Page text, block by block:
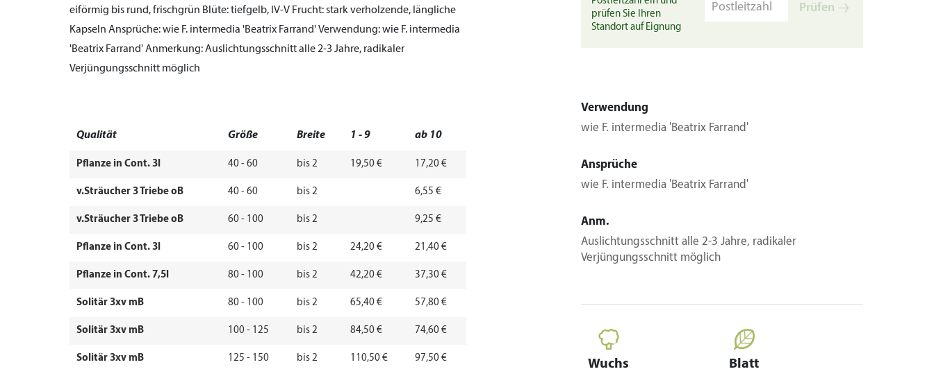
eiförmig bis rund, frischgrün Blüte:tiefgelb, IV-V Frucht:stark verholzende, längliche
Kapseln Ansprüche:wie F. intermedia 'Beatrix Farrand'Verwendung:wie F. intermedia
'Beatrix Farrand'Anmerkung:Auslichtungsschnitt alle 2-3 Jahre, radikaler
Verjüngungsschnitt möglich
Qualität Größe Breite 1 - 9 ab 10
Pflanze in Cont. 3l 40 - 60 bis 2 19,50 € 17,20 €
v.Sträucher 3 Triebe oB 40 - 60 bis 2 6,55 €
v.Sträucher 3 Triebe oB 60 - 100 bis 2 9,25 €
Pflanze in Cont. 3l 60 - 100 bis 2 24,20 € 21,40 €
Pflanze in Cont. 7,5l 80 - 100 bis 2 42,20 € 37,30 €
Solitär 3xv mB 80 - 100 bis 2 65,40 € 57,80 €
Solitär 3xv mB 100 - 125 bis 2 84,50 € 74,60 €
Solitär 3xv mB 125 - 150 bis 2 110,50 € 97,50 €
prüfen Sie Ihren
Standort auf Eignung
Prüfen
Verwendung
wie F. intermedia 'Beatrix Farrand'
Ansprüche
wie F. intermedia 'Beatrix Farrand'
Anm.
Auslichtungsschnitt alle 2-3 Jahre, radikaler
Verjüngungsschnitt möglich
Wuchs Blatt